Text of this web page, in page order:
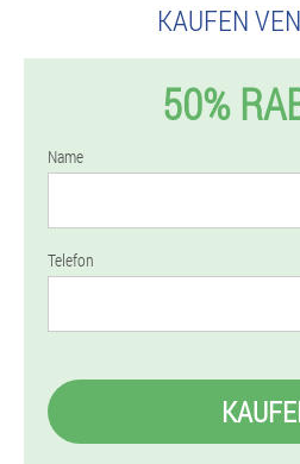
KAUFEN
50%
Name
Telefon